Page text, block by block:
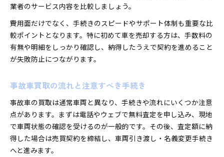
業者のサービス内容を比較しましょう。
費用面だけでなく、手続きのスピードやサポート体制も重要な比
較ポイントとなります。特に初めて車を売却する方は、手数料の
有無や明細をしっかり確認し、納得したうえで契約を進めること
が失敗防止につながります。
事故車買取の流れと注意すべき手続き
事故車の買取は通常車両と異なり、手続きや流れにいくつか注意
点があります。まずは電話やウェブで無料査定を申し込み、現地
で車両状態の確認を受けるのが一般的です。その後、査定額に納
得した場合は売買契約を締結し、車両引き渡し・名義変更手続き
へと進みます。